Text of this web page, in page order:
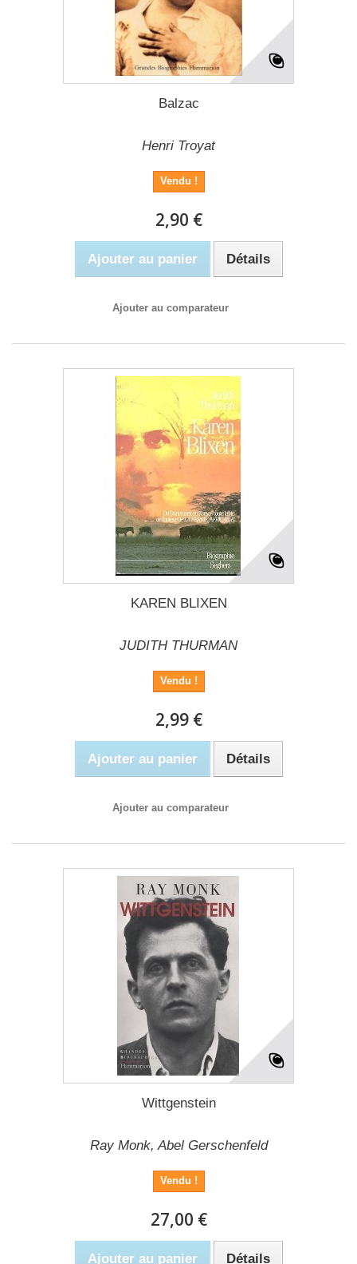
Balzac
Henri Troyat
Vendu !
2,90 €
Ajouter au panier Détails
Ajouter au comparateur
KAREN BLIXEN
JUDITH THURMAN
Vendu !
2,99 €
Ajouter au panier Détails
Ajouter au comparateur
Wittgenstein
Ray Monk, Abel Gerschenfeld
Vendu !
27,00 €
Ajouter au panier Détails